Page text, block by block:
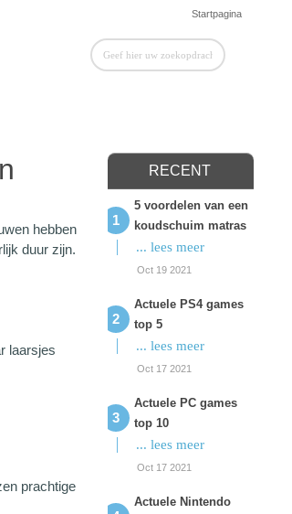
Startpagina
hebben
duur zijn.
laarsjes
prachtige
RECENT
5 voordelen van een
koudschuim matras
... lees meer
Oct 19 2021
Actuele PS4 games
top 5
... lees meer
Oct 17 2021
Actuele PC games
top 10
... lees meer
Oct 17 2021
Actuele Nintendo